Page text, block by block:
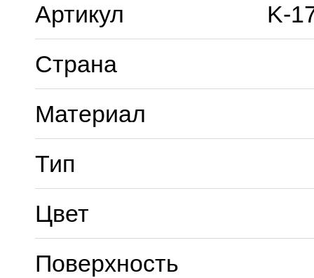
Артикул
K-
Страна
Материал
Тип
Цвет
Поверхность